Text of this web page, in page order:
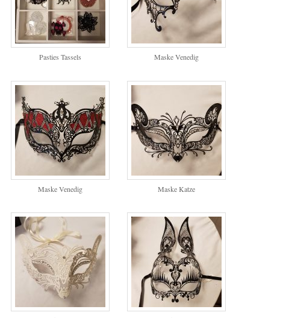
Pasties Tassels Maske Venedig
Maske Venedig Maske Katze